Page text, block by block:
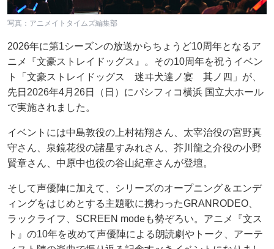
写真：アニメイトタイムズ編集部
2026年に第1シーズンの放送からちょうど10周年となるア
ニメ『文豪ストレイドッグス』。その10周年を祝うイベン
ト「文豪ストレイドッグス 迷ヰ犬達ノ宴 其ノ四」が、
先日2026年4月26日（日）にパシフィコ横浜 国立大ホール
で実施されました。
イベントには中島敦役の上村祐翔さん、太宰治役の宮野真
守さん、泉鏡花役の諸星すみれさん、芥川龍之介役の小野
賢章さん、中原中也役の谷山紀章さんが登壇。
そして声優陣に加えて、シリーズのオープニング＆エンデ
ィングをはじめとする主題歌に携わったGRANRODEO、
ラックライフ、SCREEN modeも勢ぞろい。アニメ『文ス
ト』の10年を改めて声優陣による朗読劇やトーク、アーテ